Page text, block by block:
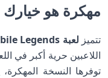
مهكرة هو خيارك
تتميز لعبة Mobile Legends مهكرة
اللاعبين حرية أكبر في
توفرها النسخة